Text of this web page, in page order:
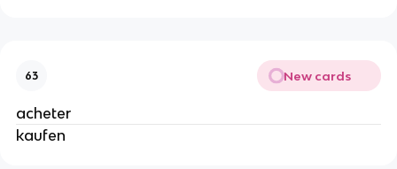
63 New cards
acheter
kaufen